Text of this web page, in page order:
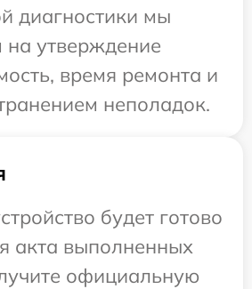
диагностики мы
на утверждение
время ремонта и
неполадок.
будет готово
акта выполненных
официальную